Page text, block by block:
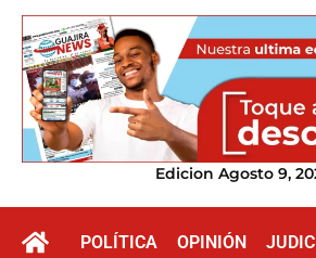
Edicion Agosto 9,
POLÍTICA OPINIÓN